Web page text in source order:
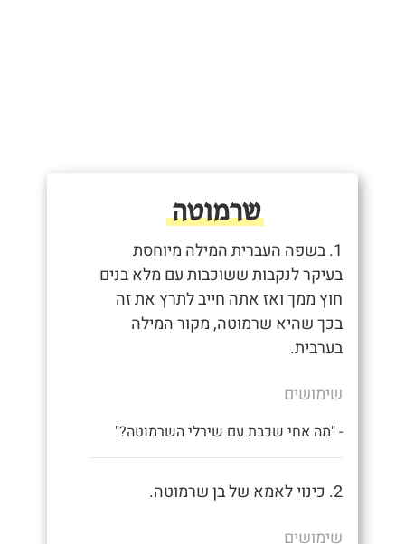
שרמוטה
1. בשפה העברית המילה מיוחסת
בעיקר לנקבות ששוכבות עם מלא בנים
חוץ ממך ואז אתה חייב לתרץ את זה
בכך שהיא שרמוטה, מקור המילה
בערבית.
שימושים
- "מה אחי שכבת עם שירלי השרמוטה?"
2. כינוי לאמא של בן שרמוטה.
שימושים